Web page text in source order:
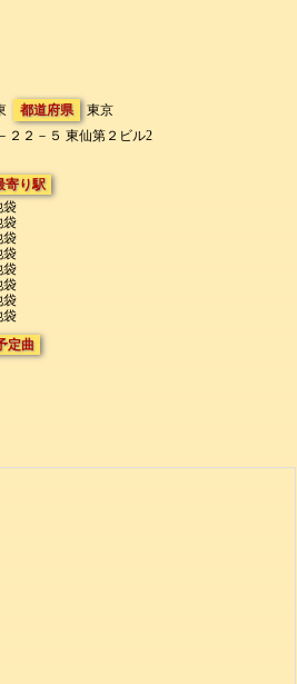
都道府県
東京
２２－５ 東仙第２ビル2
寄り駅
袋
袋
袋
袋
袋
袋
袋
袋
定曲